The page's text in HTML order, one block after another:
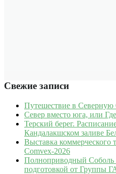
Свежие записи
Путешествие в Северную
Север вместо юга, или
Терский берег.
Кандалакшском заливе
Выставка коммерческого
Comvex-2026
Полноприводный Соболь
подготовкой от Группы